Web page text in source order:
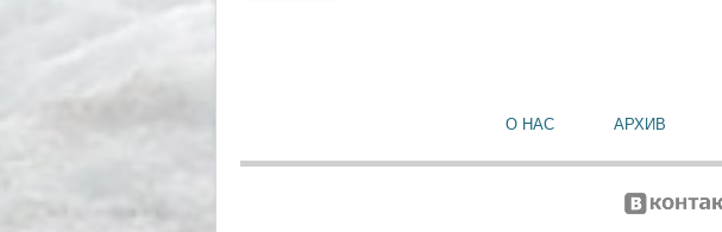
О НАС АРХИВ